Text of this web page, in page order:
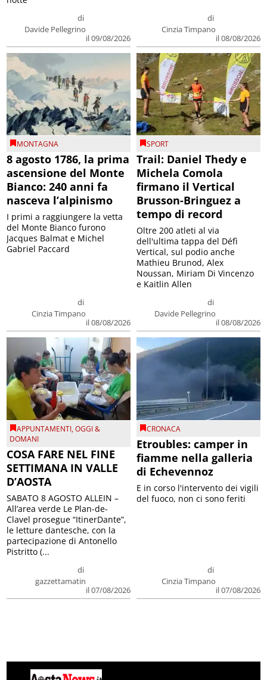
di
Davide Pellegrino
il 09/08/2026
di
Cinzia Timpano
il 08/08/2026
MONTAGNA
8 agosto 1786, la prima
ascensione del Monte
Bianco: 240 anni fa
nasceva l’alpinismo
di
Cinzia Timpano
il 08/08/2026
I primi a raggiungere la vetta
del Monte Bianco furono
Jacques Balmat e Michel
Gabriel Paccard
SPORT
Trail: Daniel Thedy e
Michela Comola
firmano il Vertical
Brusson-Bringuez a
tempo di record
di
Davide Pellegrino
il 08/08/2026
Oltre 200 atleti al via
dell'ultima tappa del Défì
Vertical, sul podio anche
Mathieu Brunod, Alex
Noussan, Miriam Di Vincenzo
e Kaitlin Allen
APPUNTAMENTI,OGGI &
DOMANI
COSA FARE NEL FINE
SETTIMANA IN VALLE
D’AOSTA
di
gazzettamatin
il 07/08/2026
SABATO 8 AGOSTO ALLEIN –
All’area verde Le Plan-de-
Clavel prosegue “ItinerDante”,
le letture dantesche, con la
partecipazione di Antonello
Pistritto (...
CRONACA
Etroubles: camper in
fiamme nella galleria
di Echevennoz
di
Cinzia Timpano
il 07/08/2026
E in corso l'intervento dei vigili
del fuoco, non ci sono feriti